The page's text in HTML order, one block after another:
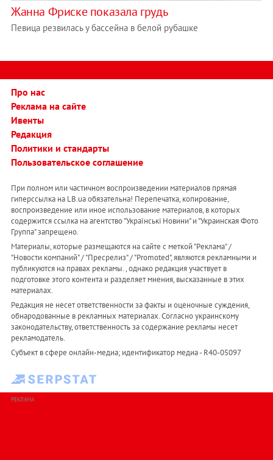
Жанна Фриске показала грудь
Певица резвилась у бассейна в белой рубашке
Про нас
Реклама на сайте
Ивенты
Редакция
Политики и стандарты
Пользовательское соглашение
При полном или частичном воспроизведении материалов прямая
гиперссылка на LB.ua обязательна! Перепечатка, копирование,
воспроизведение или иное использование материалов, в которых
содержится ссылка на агентство "Українськi Новини" и "Украинская Фото
Группа" запрещено.
Материалы, которые размещаются на сайте с меткой "Реклама" /
"Новости компаний" / "Пресрелиз" / "Promoted", являются рекламными и
публикуются на правах рекламы. , однако редакция участвует в
подготовке этого контента и разделяет мнения, высказанные в этих
материалах.
Редакция не несет ответственности за факты и оценочные суждения,
обнародованные в рекламных материалах. Согласно украинскому
законодательству, ответственность за содержание рекламы несет
рекламодатель.
Субъект в сфере онлайн-медиа; идентификатор медиа - R40-05097
РЕКЛАМА